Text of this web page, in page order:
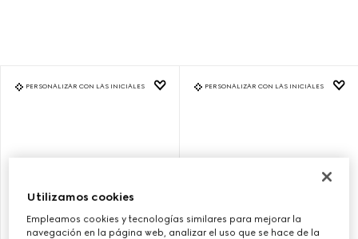
PERSONALIZAR CON LAS INICIALES PERSONALIZAR CON LAS INICIALES
Utilizamos cookies
Empleamos cookies y tecnologías similares para mejorar la
navegación en la página web, analizar el uso que se hace de la